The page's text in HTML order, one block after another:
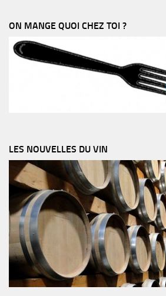
ON MANGE QUOI CHEZ TOI ?
LES NOUVELLES DU VIN